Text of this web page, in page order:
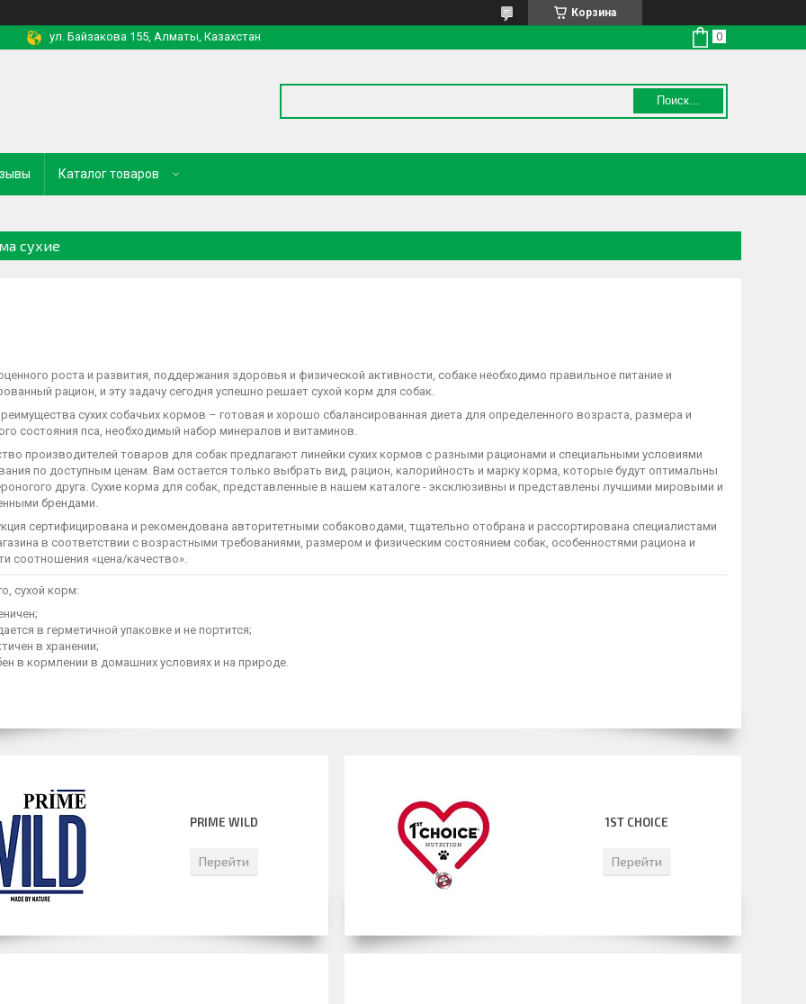
Корзина
ул. Байзакова 155, Алматы, Казахстан
Поиск...
Каталог товаров
сухие
роста и развития, поддержания здоровья и физической активности, собаке необходимо правильное питание и
рацион, и эту задачу сегодня успешно решает сухой корм для собак.
сухих собачьих кормов – готовая и хорошо сбалансированная диета для определенного возраста, размера и
состояния пса, необходимый набор минералов и витаминов.
производителей товаров для собак предлагают линейки сухих кормов с разными рационами и специальными условиями
по доступным ценам. Вам остается только выбрать вид, рацион, калорийность и марку корма, которые будут оптимальны
друга. Сухие корма для собак, представленные в нашем каталоге - эксклюзивны и представлены лучшими мировыми и
брендами.
сертифицирована и рекомендована авторитетными собаководами, тщательно отобрана и рассортирована специалистами
в соответствии с возрастными требованиями, размером и физическим состоянием собак, особенностями рациона и
соотношения «цена/качество».
сухой корм:
в герметичной упаковке и не портится;
в хранении;
в кормлении в домашних условиях и на природе.
PRIME WILD
Перейти
1ST CHOICE
Перейти